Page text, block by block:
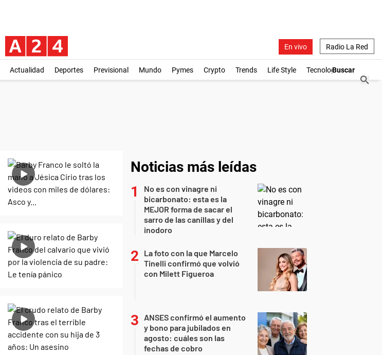
En vivo Radio La Red
Actualidad Deportes Previsional Mundo Pymes Crypto Trends Life Style Tecnología
Noticias más leídas
No es con vinagre ni
bicarbonato: esta es la
MEJOR forma de sacar el
sarro de las canillas y del
inodoro
La foto con la que Marcelo
Tinelli confirmó que volvió
con Milett Figueroa
ANSES confirmó el aumento
y bono para jubilados en
agosto: cuáles son las
fechas de cobro